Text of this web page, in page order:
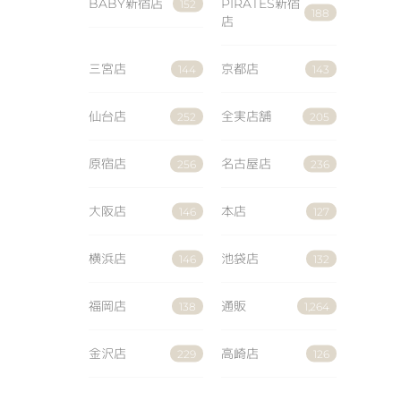
BABY新宿店 152
PIRATES新宿
店
188
三宮店 144 京都店 143
仙台店 252 全実店舗 205
原宿店 256 名古屋店 236
大阪店 146 本店 127
横浜店 146 池袋店 132
福岡店 138 通販 1,264
金沢店 229 高崎店 126